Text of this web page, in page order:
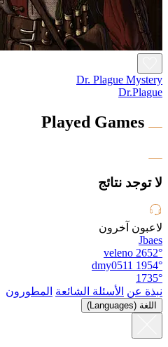
Dr. Plague Mystery
Dr.Plague
Played Games
لا توجد نتائج
لاعبون آخرون
Jbaes
2652°
veleno
1954°
dmy0511
1735°
نبذة عن الأسئلة الشائعة المطورون
اللغة (Languages)